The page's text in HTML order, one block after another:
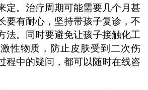
定。治疗周期可能需要几个月甚
要有耐心，坚持带孩子复诊，不
法。同时要避免让孩子接触化工
性物质，防止皮肤受到二次伤
程中的疑问，都可以随时在线咨